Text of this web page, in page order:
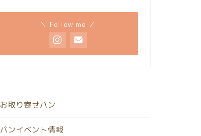
＼ Follow me ／
お取り寄せパン
パンイベント情報